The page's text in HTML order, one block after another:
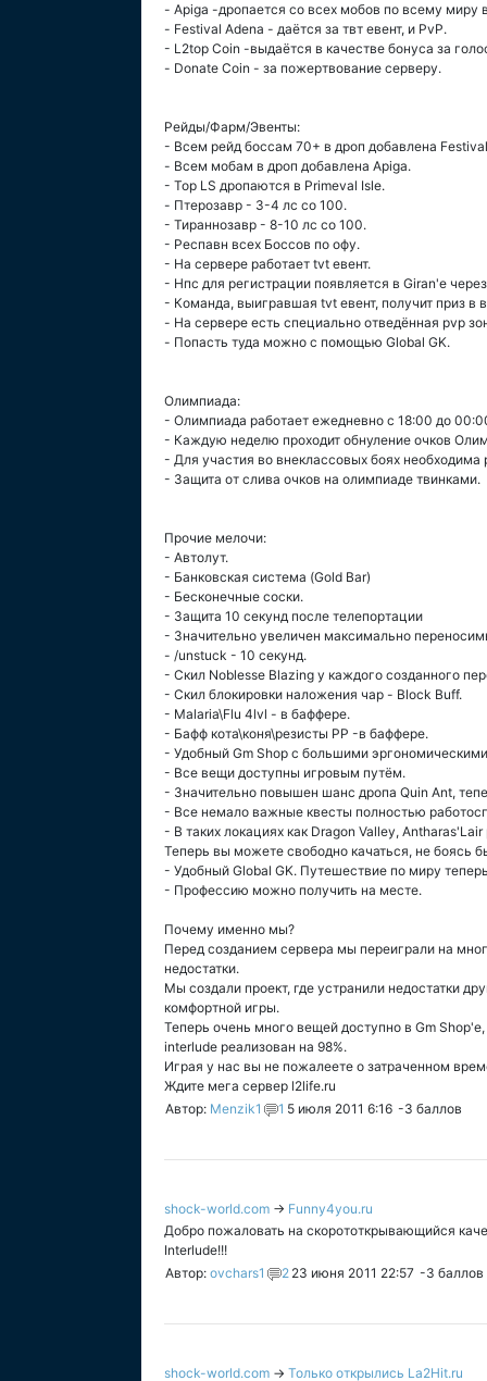
- Apiga -дропается со всех мобов по всему миру
- Festival Adena - даётся за твт евент, и PvP.
- L2top Сoin -выдаётся в качестве бонуса за
- Donate Coin - за пожертвование серверу.
Рейды/Фарм/Эвенты:
- Всем рейд боссам 70+ в дроп добавлена
- Всем мобам в дроп добавлена Apiga.
- Top LS дропаются в Primeval Isle.
- Птерозавр - 3-4 лс со 100.
- Тираннозавр - 8-10 лс со 100.
- Респавн всех Боссов по офу.
- На сервере работает tvt евент.
- Нпс для регистрации появляется в Giran'e
- Команда, выигравшая tvt евент, получит приз в
- На сервере есть специально отведённая pvp
- Попасть туда можно с помощью Global GK.
Олимпиада:
- Олимпиада работает ежедневно с 18:00 до
- Каждую неделю проходит обнуление очков
- Для участия во внеклассовых боях необходима
- Защита от слива очков на олимпиаде твинками.
Прочие мелочи:
- Автолут.
- Банковская система (Gold Bar)
- Бесконечные соски.
- Защита 10 секунд после телепортации
- Значительно увеличен максимально
- /unstuck - 10 секунд.
- Скил Noblesse Blazing у каждого созданного
- Скил блокировки наложения чар - Block Buff.
- Malaria\Flu 4lvl - в баффере.
- Бафф кота\коня\резисты PP -в баффере.
- Удобный Gm Shop с большими
- Все вещи доступны игровым путём.
- Значительно повышен шанс дропа Quin Ant,
- Все немало важные квесты полностью
- В таких локациях как Dragon Valley,
Теперь вы можете свободно качаться, не боясь
- Удобный Global GK. Путешествие по миру
- Профессию можно получить на месте.
Почему именно мы?
Перед созданием сервера мы переиграли на
недостатки.
Мы создали проект, где устранили недостатки
комфортной игры.
Теперь очень много вещей доступно в Gm
interlude реализован на 98%.
Играя у нас вы не пожалеете о затраченном
Ждите мега сервер l2life.ru
Автор: Menzik1 1 5 июля 2011 6:16 -3 баллов
shock-world.com → Funny4you.ru
Добро пожаловать на скорототкрывающийся
Interlude!!!
Автор: ovchars1 2 23 июня 2011 22:57 -3 баллов
shock-world.com → Только открылись La2Hit.ru